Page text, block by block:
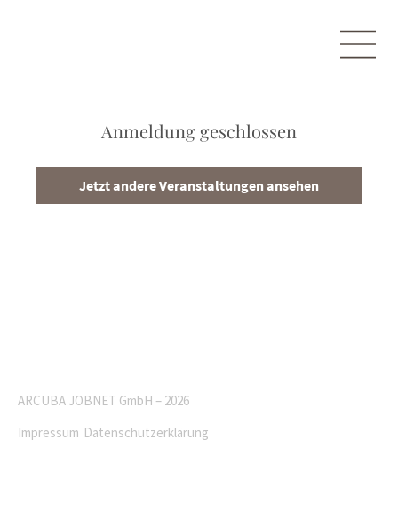
Anmeldung geschlossen
Jetzt andere Veranstaltungen ansehen
ARCUBA JOBNET GmbH – 2026
Impressum Datenschutzerklärung